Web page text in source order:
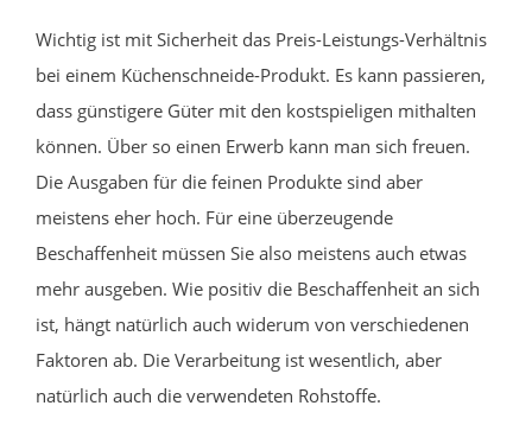
Wichtig ist mit Sicherheit das Preis-Leistungs-Verhältnis
bei einem Küchenschneide-Produkt. Es kann passieren,
dass günstigere Güter mit den kostspieligen mithalten
können. Über so einen Erwerb kann man sich freuen.
Die Ausgaben für die feinen Produkte sind aber
meistens eher hoch. Für eine überzeugende
Beschaffenheit müssen Sie also meistens auch etwas
mehr ausgeben. Wie positiv die Beschaffenheit an sich
ist, hängt natürlich auch widerum von verschiedenen
Faktoren ab. Die Verarbeitung ist wesentlich, aber
natürlich auch die verwendeten Rohstoffe.